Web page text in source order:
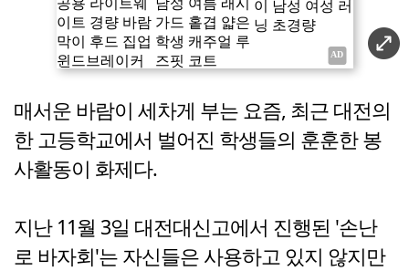
매서운 바람이 세차게 부는 요즘, 최근 대전의
한 고등학교에서 벌어진 학생들의 훈훈한 봉
사활동이 화제다.
지난 11월 3일 대전대신고에서 진행된 '손난
로 바자회'는 자신들은 사용하고 있지 않지만